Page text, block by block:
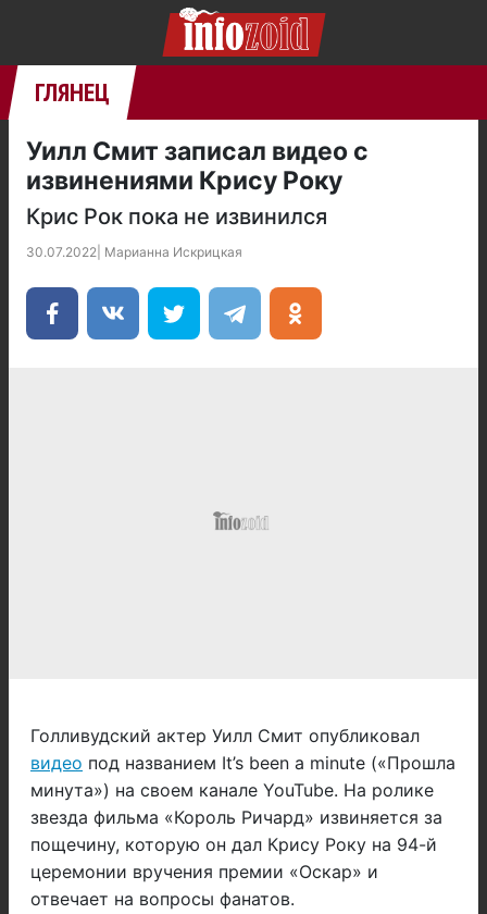
ГЛЯНЕЦ
Уилл Смит записал видео с
извинениями Крису Року
Крис Рок пока не извинился
30.07.2022 Марианна Искрицкая
Голливудский актер Уилл Смит опубликовал
видео под названием It’s been a minute («Прошла
минута») на своем канале YouTube. На ролике
звезда фильма «Король Ричард» извиняется за
пощечину, которую он дал Крису Року на 94-й
церемонии вручения премии «Оскар» и
отвечает на вопросы фанатов.